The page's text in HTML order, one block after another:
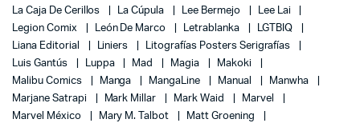
La Caja De Cerillos
La Cúpula Lee Bermejo
Lee Lai
Legion Comix
León De Marco Letrablanka
LGTBIQ
Liana Editorial
Liniers
Litografías Posters Serigrafías
Luis Gantús
Luppa Mad Magia
Makoki
Malibu Comics
Manga MangaLine Manual
Manwha
Marjane Satrapi
Mark Millar Mark Waid
Marvel
Marvel México
Mary M. Talbot
Matt Groening